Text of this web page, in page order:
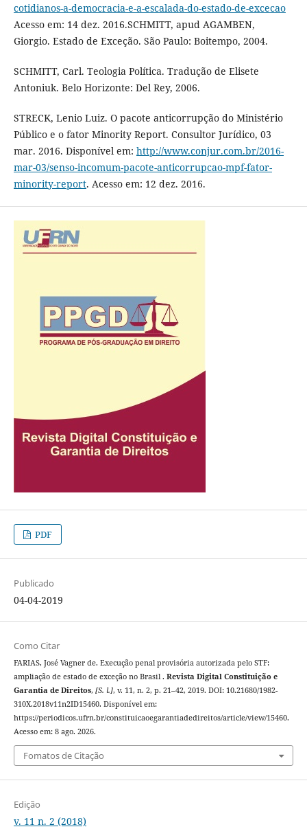
cotidianos-a-democracia-e-a-escalada-do-estado-de-excecao
Acesso em: 14 dez. 2016.SCHMITT, apud AGAMBEN,
Giorgio. Estado de Exceção. São Paulo: Boitempo, 2004.
SCHMITT, Carl. Teologia Política. Tradução de Elisete
Antoniuk. Belo Horizonte: Del Rey, 2006.
STRECK, Lenio Luiz. O pacote anticorrupção do Ministério
Público e o fator Minority Report. Consultor Jurídico, 03
mar. 2016. Disponível em: http://www.conjur.com.br/2016-
mar-03/senso-incomum-pacote-anticorrupcao-mpf-fator-
minority-report. Acesso em: 12 dez. 2016.
PDF
Publicado
04-04-2019
Como Citar
FARIAS, José Vagner de. Execução penal provisória autorizada pelo STF:
ampliação de estado de exceção no Brasil . Revista Digital Constituição e
Garantia de Direitos, [S. l.], v. 11, n. 2, p. 21–42, 2019. DOI: 10.21680/1982-
310X.2018v11n2ID15460. Disponível em:
https://periodicos.ufrn.br/constituicaoegarantiadedireitos/article/view/15460.
Acesso em: 8 ago. 2026.
Fomatos de Citação
Edição
v. 11 n. 2 (2018)